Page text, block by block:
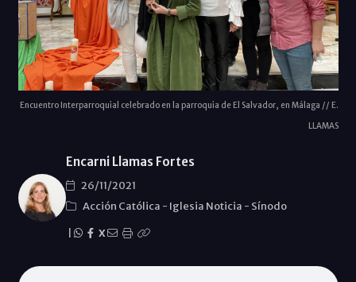
Encuentro Interparroquial celebrado en la parroquia de El Salvador, en Málaga // E.
LLAMAS
Encarni Llamas Fortes
26/11/2021
Acción Católica - Iglesia Noticia - Sínodo
X